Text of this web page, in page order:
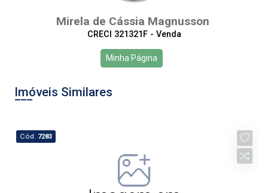
Aug/Tue
10:00 Continuar
Mirela de Cássia Magnusson
CRECI 321321F - Venda
Minha Página
Imóveis Similares
Cód. 7283